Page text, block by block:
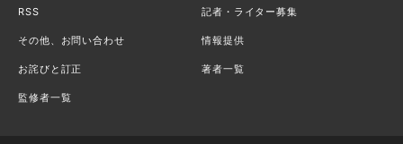
RSS 記者・ライター募集
その他、お問い合わせ 情報提供
お詫びと訂正 著者一覧
監修者一覧